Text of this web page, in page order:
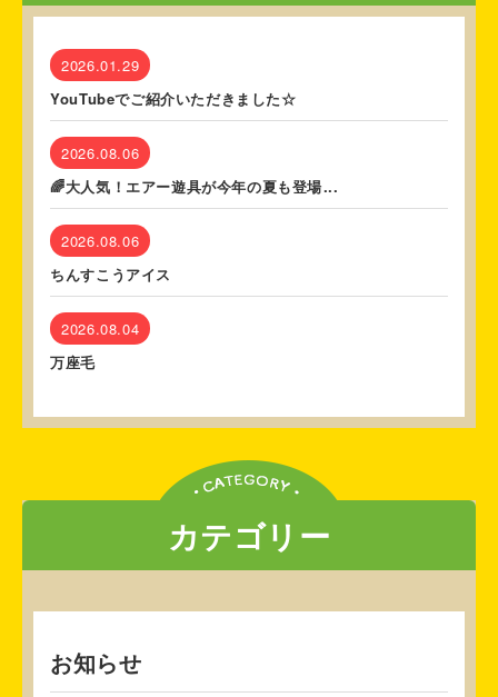
2026.01.29
YouTubeでご紹介いただきました☆
2026.08.06
🌈大人気！エアー遊具が今年の夏も登場...
2026.08.06
ちんすこうアイス
2026.08.04
万座毛
カテゴリー
お知らせ